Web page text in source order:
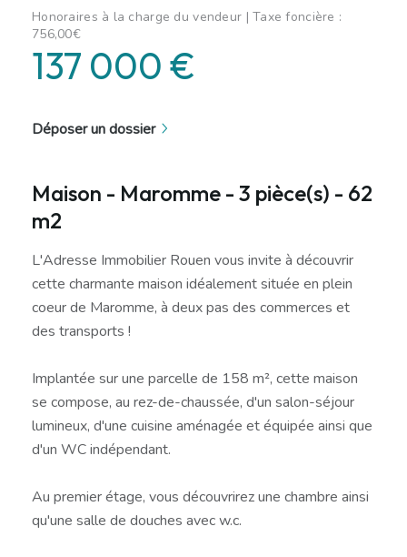
Honoraires à la charge du vendeur | Taxe foncière :
756,00€
137 000 €
Déposer un dossier
Maison - Maromme - 3 pièce(s) - 62
m2
L'Adresse Immobilier Rouen vous invite à découvrir
cette charmante maison idéalement située en plein
coeur de Maromme, à deux pas des commerces et
des transports !
Implantée sur une parcelle de 158 m², cette maison
se compose, au rez-de-chaussée, d'un salon-séjour
lumineux, d'une cuisine aménagée et équipée ainsi que
d'un WC indépendant.
Au premier étage, vous découvrirez une chambre ainsi
qu'une salle de douches avec w.c.